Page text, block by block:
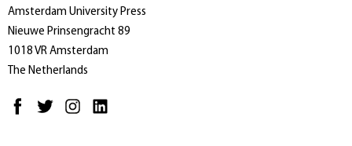
Amsterdam University Press
Nieuwe Prinsengracht 89
1018 VR Amsterdam
The Netherlands